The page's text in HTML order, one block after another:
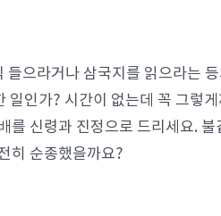
들으라거나 삼국지를 읽으라는
일인가? 시간이 없는데 꼭 그렇
를 신령과 진정으로 드리세요.
히 순종했을까요?